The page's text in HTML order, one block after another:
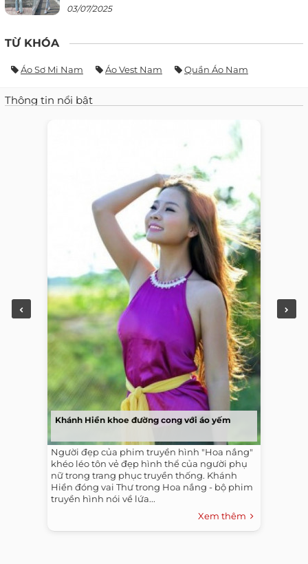
03/07/2025
TỪ KHÓA
Áo Sơ Mi Nam Áo Vest Nam Quần Áo Nam
Thông tin nổi bật
Khánh Hiền khoe đường cong với áo yếm
Người đẹp của phim truyền hình "Hoa nắng"
khéo léo tôn vẻ đẹp hình thể của người phụ
nữ trong trang phục truyền thống. Khánh
Hiền đóng vai Thư trong Hoa nắng - bộ phim
truyền hình nói về lứa...
Xem thêm